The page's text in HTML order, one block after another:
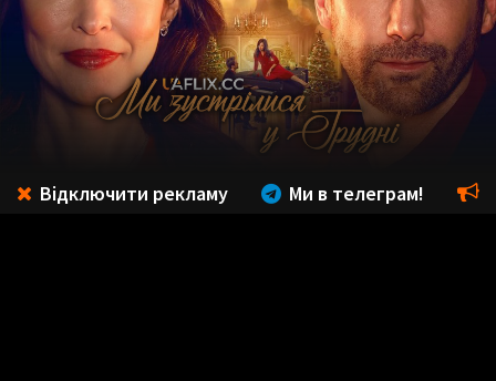
Відключити рекламу Ми в телеграм!